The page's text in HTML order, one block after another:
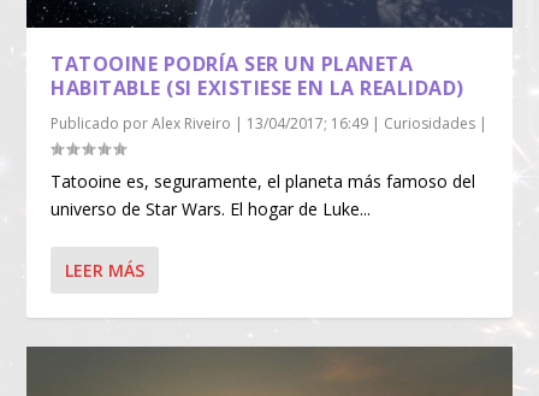
TATOOINE PODRÍA SER UN PLANETA
HABITABLE (SI EXISTIESE EN LA REALIDAD)
Publicado porAlex Riveiro | 13/04/2017; 16:49 | Curiosidades |
Tatooine es, seguramente, el planeta más famoso del
universo de Star Wars. El hogar de Luke...
LEER MÁS